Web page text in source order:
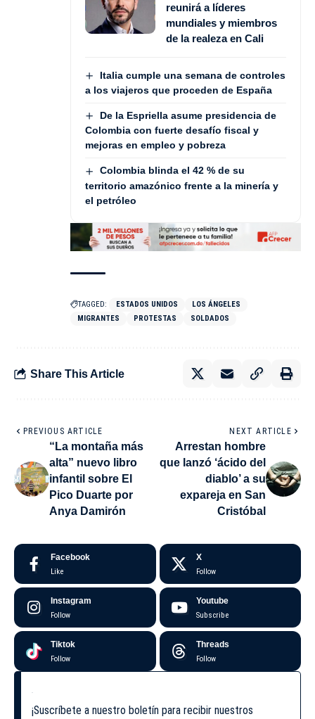
reunirá a líderes
mundiales y miembros
de la realeza en Cali
Italia cumple una semana de controles
a los viajeros que proceden de España
De la Espriella asume presidencia de
Colombia con fuerte desafío fiscal y
mejoras en empleo y pobreza
Colombia blinda el 42 % de su
territorio amazónico frente a la minería y
el petróleo
TAGGED: ESTADOS UNIDOS
LOS ÁNGELES
MIGRANTES
PROTESTAS SOLDADOS
Share This Article
PREVIOUS ARTICLE
“La montaña más
alta” nuevo libro
infantil sobre El
Pico Duarte por
Anya Damirón
NEXT ARTICLE
Arrestan hombre
que lanzó ‘ácido del
diablo’ a su
expareja en San
Cristóbal
Facebook
Like
X
Follow
Instagram
Follow
Youtube
Subscribe
Tiktok
Follow
Threads
Follow
¡Suscríbete a nuestro boletín para recibir nuestros